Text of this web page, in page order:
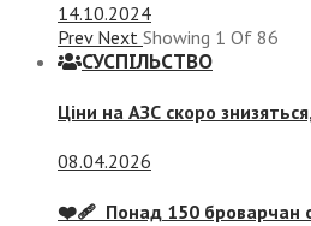
14.10.2024
Prev Next Showing 1 Of 86
СУСПIЛЬСТВО
Ціни на АЗС скоро
08.04.2026
❤️‍🩹 Понад 150 броварчан